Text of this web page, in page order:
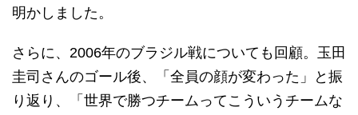
明かしました。
さらに、2006年のブラジル戦についても回顧。玉田
圭司さんのゴール後、「全員の顔が変わった」と振
り返り、「世界で勝つチームってこういうチームな